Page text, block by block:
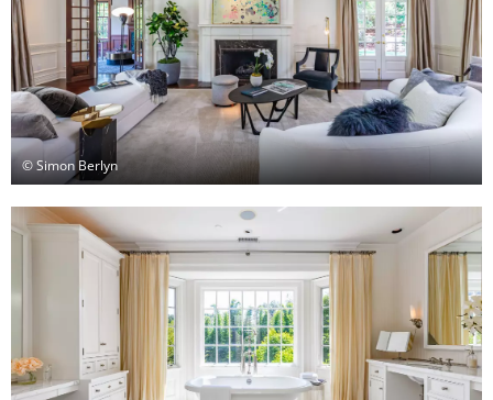
© Simon Berlyn